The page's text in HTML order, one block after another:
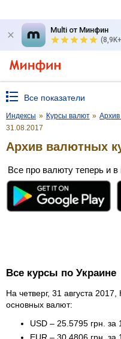
Multi от Минфин
Все показатели
Индексы » Курсы валют » Архив
31.08.2017
Архив валютных
Все про валюту теперь и
Все курсы по Украине
На четверг, 31 августа
основных валют:
USD – 25.5795 грн.
EUR – 30.4806 грн. за